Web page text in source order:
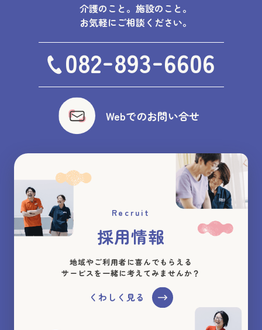
介護のこと。施設のこと。
お気軽にご相談ください。
082-893-6606
Webでのお問い合せ
Recruit
採用情報
地域やご利用者に喜んでもらえる
サービスを一緒に考えてみませんか？
くわしく見る